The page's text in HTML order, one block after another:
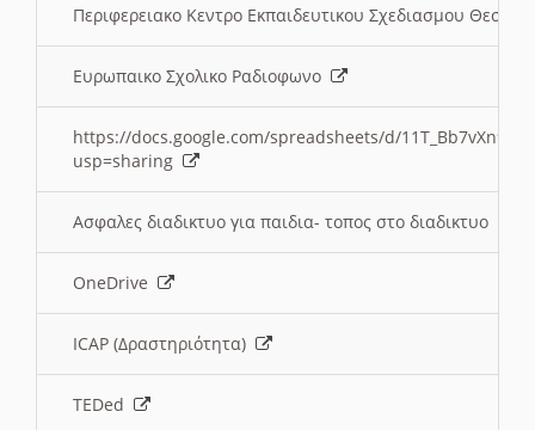
Περιφερειακο Κεντρο Εκπαιδευτικου Σχεδιασμου
Ευρωπαικο Σχολικο Ραδιοφωνο
https://docs.google.com/spreadsheets/d/
usp=sharing
Ασφαλες διαδικτυο για παιδια- τοπος στο διαδικτυο
OneDrive
ICAP (Δραστηριότητα)
TEDed